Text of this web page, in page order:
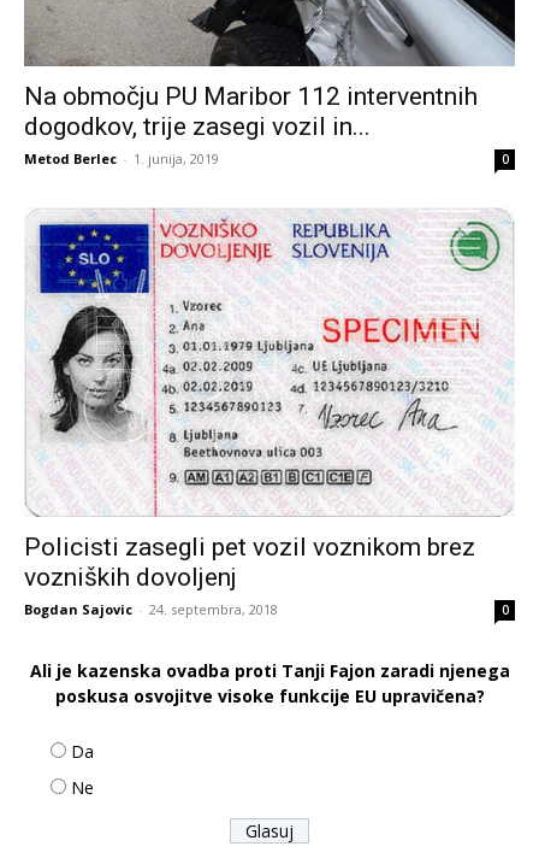
Na območju PU Maribor 112 interventnih
dogodkov, trije zasegi vozil in...
Metod Berlec - 1. junija, 2019 0
Policisti zasegli pet vozil voznikom brez
vozniških dovoljenj
Bogdan Sajovic - 24. septembra, 2018 0
Ali je kazenska ovadba proti Tanji Fajon zaradi njenega
poskusa osvojitve visoke funkcije EU upravičena?
Da
Ne